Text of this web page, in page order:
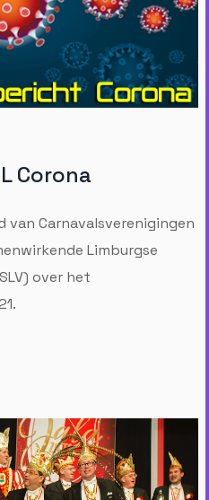
Corona
van Carnavalsverenigingen
Limburgse
over het